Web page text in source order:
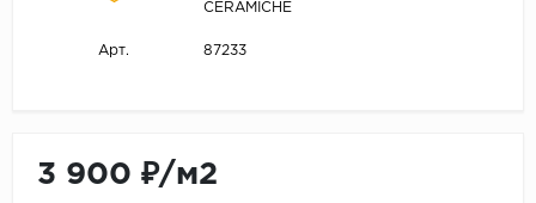
CERAMICHE
Арт. 87233
3 900 ₽/м2